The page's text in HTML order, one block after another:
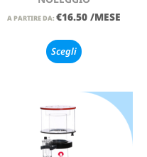
A PARTIRE DA: €16.50 /MESE
Scegli